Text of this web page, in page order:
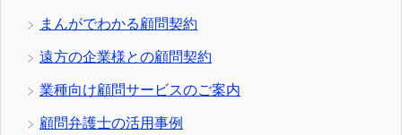
まんがでわかる顧問契約
遠方の企業様との顧問契約
業種向け顧問サービスのご案内
顧問弁護士の活用事例